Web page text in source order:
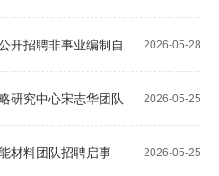
2026-05-28
开招聘非事业编制自
2026-05-25
研究中心宋志华团队
2026-05-25
材料团队招聘启事